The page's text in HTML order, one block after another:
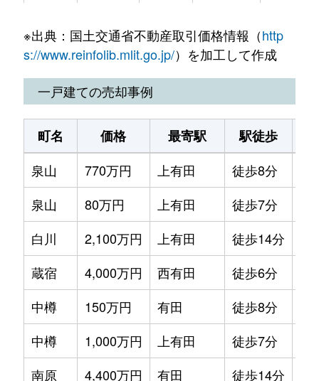
中樽
170万円 上有田 徒歩4分
150m²
広瀬
36万円 西有田 徒歩23分
120m²
本町
140万円 有田 徒歩5分
135m²
本町
54万円 有田 徒歩10分
180m²
本町
660万円 有田 徒歩1分
270m²
本町
230万円 有田 徒歩10分
155m²
本町
57万円 有田 徒歩10分 115m²
※出典：国土交通省不動産取引価格情報（http
s://www.reinfolib.mlit.go.jp/）を加工して作成
一戸建ての売却事例
町名 価格 最寄駅 駅徒歩
泉山
770万円 上有田 徒歩8分
泉山
80万円 上有田 徒歩7分
白川
2,100万円 上有田 徒歩14分
蔵宿
4,000万円 西有田 徒歩6分
中樽
150万円 有田 徒歩8分
中樽
1,000万円 上有田 徒歩7分
南原
4,400万円 有田 徒歩14分